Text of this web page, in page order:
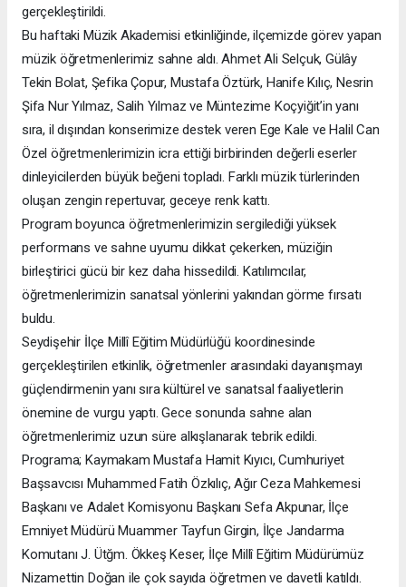
gerçekleştirildi.
Bu haftaki Müzik Akademisi etkinliğinde, ilçemizde görev yapan
müzik öğretmenlerimiz sahne aldı. Ahmet Ali Selçuk, Gülây
Tekin Bolat, Şefika Çopur, Mustafa Öztürk, Hanife Kılıç, Nesrin
Şifa Nur Yılmaz, Salih Yılmaz ve Müntezime Koçyiğit’in yanı
sıra, il dışından konserimize destek veren Ege Kale ve Halil Can
Özel öğretmenlerimizin icra ettiği birbirinden değerli eserler
dinleyicilerden büyük beğeni topladı. Farklı müzik türlerinden
oluşan zengin repertuvar, geceye renk kattı.
Program boyunca öğretmenlerimizin sergilediği yüksek
performans ve sahne uyumu dikkat çekerken, müziğin
birleştirici gücü bir kez daha hissedildi. Katılımcılar,
öğretmenlerimizin sanatsal yönlerini yakından görme fırsatı
buldu.
Seydişehir İlçe Millî Eğitim Müdürlüğü koordinesinde
gerçekleştirilen etkinlik, öğretmenler arasındaki dayanışmayı
güçlendirmenin yanı sıra kültürel ve sanatsal faaliyetlerin
önemine de vurgu yaptı. Gece sonunda sahne alan
öğretmenlerimiz uzun süre alkışlanarak tebrik edildi.
Programa; Kaymakam Mustafa Hamit Kıyıcı, Cumhuriyet
Başsavcısı Muhammed Fatih Özkılıç, Ağır Ceza Mahkemesi
Başkanı ve Adalet Komisyonu Başkanı Sefa Akpunar, İlçe
Emniyet Müdürü Muammer Tayfun Girgin, İlçe Jandarma
Komutanı J. Ütğm. Ökkeş Keser, İlçe Millî Eğitim Müdürümüz
Nizamettin Doğan ile çok sayıda öğretmen ve davetli katıldı.